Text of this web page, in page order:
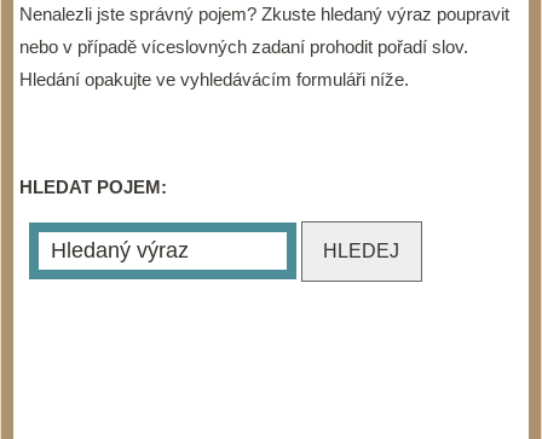
Nenalezli jste správný pojem? Zkuste hledaný výraz poupravit
nebo v případě víceslovných zadaní prohodit pořadí slov.
Hledání opakujte ve vyhledávácím formuláři níže.
HLEDAT POJEM: